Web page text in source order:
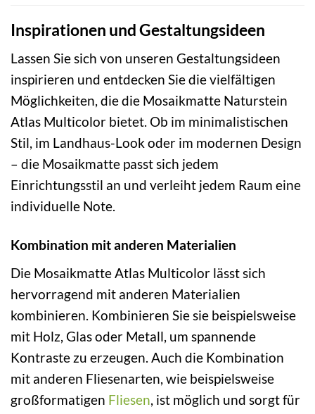
Inspirationen und Gestaltungsideen
Lassen Sie sich von unseren Gestaltungsideen
inspirieren und entdecken Sie die vielfältigen
Möglichkeiten, die die Mosaikmatte Naturstein
Atlas Multicolor bietet. Ob im minimalistischen
Stil, im Landhaus-Look oder im modernen Design
– die Mosaikmatte passt sich jedem
Einrichtungsstil an und verleiht jedem Raum eine
individuelle Note.
Kombination mit anderen Materialien
Die Mosaikmatte Atlas Multicolor lässt sich
hervorragend mit anderen Materialien
kombinieren. Kombinieren Sie sie beispielsweise
mit Holz, Glas oder Metall, um spannende
Kontraste zu erzeugen. Auch die Kombination
mit anderen Fliesenarten, wie beispielsweise
großformatigen Fliesen , ist möglich und sorgt für